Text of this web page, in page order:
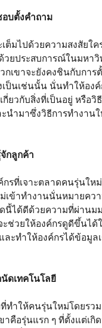
บตั้งคำถาม⁣⁣⁣
ต็มไปด้วยความสงสัยใค
วยประสบการณ์ในมหาวิ
กเขาจะยังคงชินกับการ
เป็นเช่นนั้น นั่นทำให้อง
ยวกับสิ่งที่เป็นอยู่ หรือวิ
นำมาซึ่งวิธีการทำงานใ
กลูกค้า⁣⁣⁣
กรที่เจาะตลาดคนรุ่นให
เข้าทำงานนั่นหมายคว
นี้ได้ดีด้วยความที่ผ่านม
ะช่วยให้องค์กรดูดีขึ้นได้
ละทำให้องค์กรได้ข้อมูล
ดเทคโนโลยี⁣⁣⁣
ำให้คนรุ่นใหม่โดยรวม
าคือรุ่นแรก ๆ ที่ตั้งแต่เ